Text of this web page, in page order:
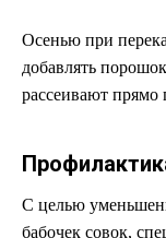
Осенью при
добавлять
рассеивают прямо
С целью
бабочек совок,